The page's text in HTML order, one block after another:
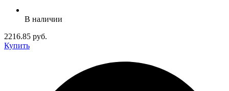
В наличии
2216.85 руб.
Купить